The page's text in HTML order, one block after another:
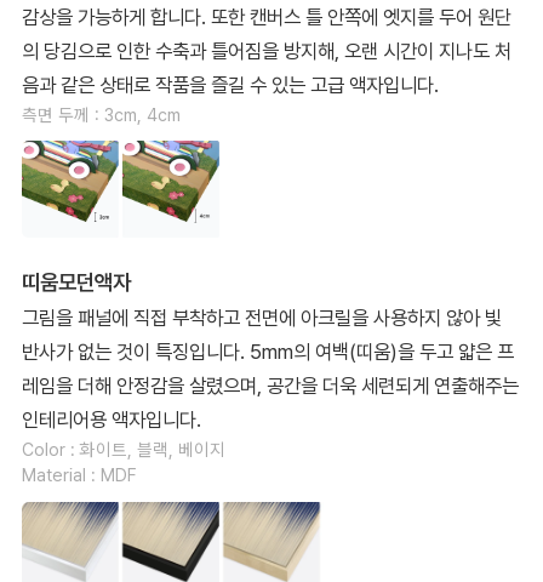
감상을 가능하게 합니다. 또한 캔버스 틀 안쪽에 엣지를 두어 원단
의 당김으로 인한 수축과 틀어짐을 방지해, 오랜 시간이 지나도 처
음과 같은 상태로 작품을 즐길 수 있는 고급 액자입니다.
측면 두께 : 3cm, 4cm
띠움모던액자
그림을 패널에 직접 부착하고 전면에 아크릴을 사용하지 않아 빛
반사가 없는 것이 특징입니다. 5mm의 여백(띠움)을 두고 얇은 프
레임을 더해 안정감을 살렸으며, 공간을 더욱 세련되게 연출해주는
인테리어용 액자입니다.
Color : 화이트, 블랙, 베이지
Material : MDF